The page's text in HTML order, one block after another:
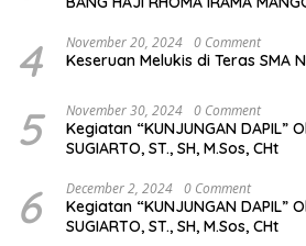
4 November 20, 2024 0 Comment
Keseruan Melukis di Teras SMA
5 November 30, 2024 0 Comment
Kegiatan “KUNJUNGAN DAPIL”
SUGIARTO, ST., SH, M.Sos, CHt
6 December 2, 2024 0 Comment
Kegiatan “KUNJUNGAN DAPIL”
SUGIARTO, ST., SH, M.Sos, CHt